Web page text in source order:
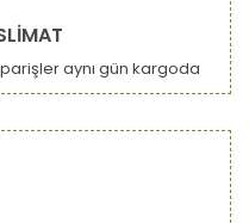
aynı gün kargoda